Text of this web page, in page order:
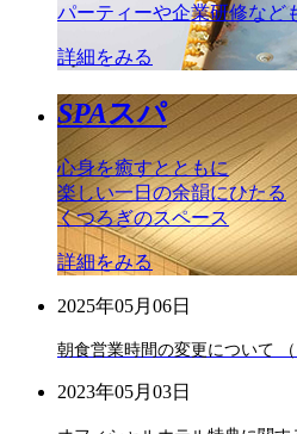
パーティーや企業研修など
詳細をみる
SPAスパ
心身を癒すとともに
楽しい一日の余韻にひたる
くつろぎのスペース
詳細をみる
2025年05月06日
朝食営業時間の変更について （
2023年05月03日